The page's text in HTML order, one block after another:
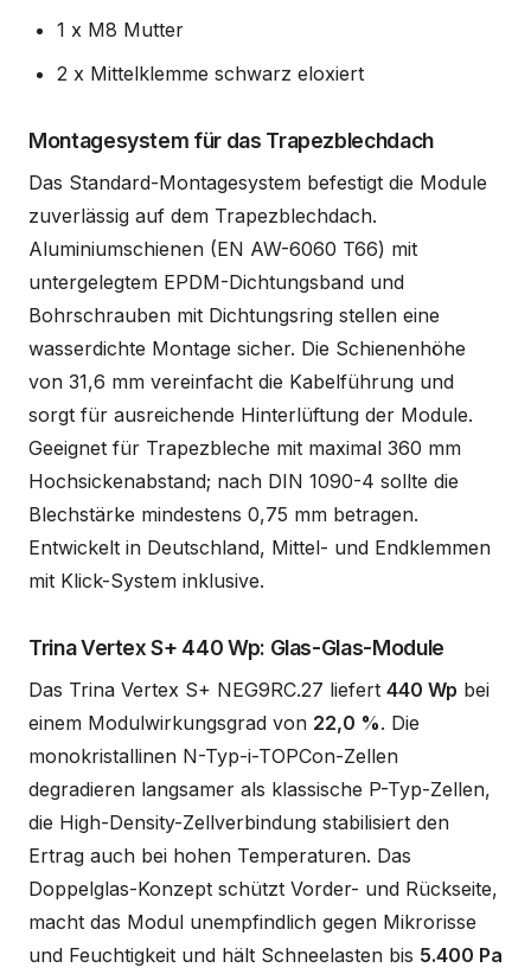
1 x M8 Mutter
2 x Mittelklemme schwarz eloxiert
Montagesystem für das Trapezblechdach
Das Standard-Montagesystem befestigt die Module
zuverlässig auf dem Trapezblechdach.
Aluminiumschienen (EN AW-6060 T66) mit
untergelegtem EPDM-Dichtungsband und
Bohrschrauben mit Dichtungsring stellen eine
wasserdichte Montage sicher. Die Schienenhöhe
von 31,6 mm vereinfacht die Kabelführung und
sorgt für ausreichende Hinterlüftung der Module.
Geeignet für Trapezbleche mit maximal 360 mm
Hochsickenabstand; nach DIN 1090-4 sollte die
Blechstärke mindestens 0,75 mm betragen.
Entwickelt in Deutschland, Mittel- und Endklemmen
mit Klick-System inklusive.
Trina Vertex S+ 440 Wp: Glas-Glas-Module
Das Trina Vertex S+ NEG9RC.27 liefert 440 Wp bei
einem Modulwirkungsgrad von 22,0 %. Die
monokristallinen N-Typ-i-TOPCon-Zellen
degradieren langsamer als klassische P-Typ-Zellen,
die High-Density-Zellverbindung stabilisiert den
Ertrag auch bei hohen Temperaturen. Das
Doppelglas-Konzept schützt Vorder- und Rückseite,
macht das Modul unempfindlich gegen Mikrorisse
und Feuchtigkeit und hält Schneelasten bis 5.400 Pa